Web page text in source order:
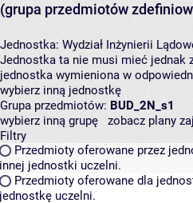
(grupa przedmiotów
Jednostka: Wydział Inżynierii
Jednostka ta nie musi mieć jednak
jednostka wymieniona w
wybierz inną jednostkę
Grupa przedmiotów: BUD_2N_s1
wybierz inną grupę
zobacz plany
Filtry
Przedmioty oferowane przez
innej jednostki uczelni.
Przedmioty oferowane dla
jednostkę uczelni.